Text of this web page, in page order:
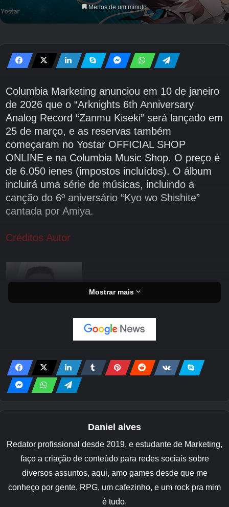
Menos de um minuto
Columbia Marketing anunciou em 10 de janeiro
de 2026 que o “Arknights 6th Anniversary
Analog Record “Zanmu Kiseki” será lançado em
25 de março, e as reservas também
começaram no Yostar OFFICIAL SHOP
ONLINE e na Columbia Music Shop. O preço é
de 6.050 ienes (impostos incluídos). O álbum
incluirá uma série de músicas, incluindo a
canção do 6º aniversário “Kyo wo Shishite”
cantada por Amiya.
Créditos Autor
Mostrar mais
Daniel alves
Redator profissional desde 2019, e estudante de Marketing,
faço a criação de conteúdo para redes sociais sobre
diversos assuntos, aqui, amo games desde que me
conheço por gente, RPG, um cafezinho, e um rock pra mim
é tudo.